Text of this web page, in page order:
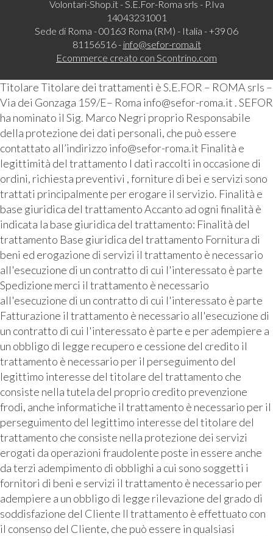
Volontari-Shop.it - S.E.For-Roma srls - P.Iva
14043231001
Sede di Roma - 00163 Roma (RM) - Italia - +39 06
81156516 - info@sefor-roma.it
Ecommerce creato con Scontrino.com
Titolare Titolare dei trattamenti è S.E.FOR – ROMA srls –
Via dei Gonzaga 159/E– Roma info@sefor-roma.it . SEFOR
ha nominato il Sig. Marco Negri proprio Responsabile
della protezione dei dati personali, che può essere
contattato all’indirizzo info@sefor-roma.it Finalità e
legittimità del trattamento I dati raccolti in occasione di
ordini, richiesta preventivi , forniture di bei e servizi sono
trattati principalmente per erogare il servizio. Finalità e
base giuridica del trattamento Accanto ad ogni finalità è
indicata la base giuridica del trattamento: Finalità del
trattamento Base giuridica del trattamento Fornitura di
beni ed erogazione di servizi il trattamento è necessario
all'esecuzione di un contratto di cui l'interessato è parte
Spedizione merci il trattamento è necessario
all'esecuzione di un contratto di cui l'interessato è parte
Fatturazione il trattamento è necessario all'esecuzione di
un contratto di cui l'interessato è parte e per adempiere a
un obbligo di legge recupero e cessione del credito il
trattamento è necessario per il perseguimento del
legittimo interesse del titolare del trattamento che
consiste nella tutela del proprio credito prevenzione
frodi, anche informatiche il trattamento è necessario per il
perseguimento del legittimo interesse del titolare del
trattamento che consiste nella protezione dei servizi
erogati da operazioni fraudolente poste in essere anche
da terzi adempimento di obblighi a cui sono soggetti i
fornitori di beni e servizi il trattamento è necessario per
adempiere a un obbligo di legge rilevazione del grado di
soddisfazione del Cliente Il trattamento è effettuato con
il consenso del Cliente, che può essere in qualsiasi